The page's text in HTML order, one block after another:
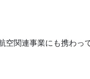
空関連事業にも携わっ